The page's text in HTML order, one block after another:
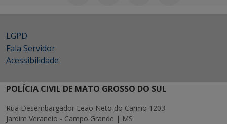
LGPD
Fala Servidor
Acessibilidade
POLÍCIA CIVIL DE MATO GROSSO DO SUL
Rua Desembargador Leão Neto do Carmo 1203
Jardim Veraneio - Campo Grande | MS